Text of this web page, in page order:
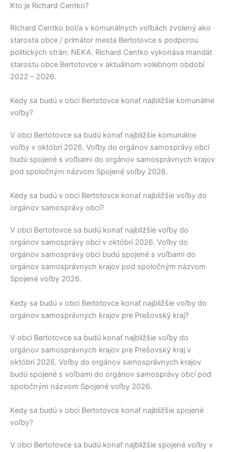
Kto je Richard Centko?
Richard Centko bol/a v komunálnych voľbách zvolený ako
starosta obce / primátor mesta Bertotovce s podporou
politických strán: NEKA. Richard Centko vykonáva mandát
starostu obce Bertotovce v aktuálnom volebnom období
2022 – 2026.
Kedy sa budú v obci Bertotovce konať najbližšie komunálne
voľby?
V obci Bertotovce sa budú konať najbližšie komunálne
voľby v októbri 2026. Voľby do orgánov samosprávy obcí
budú spojené s voľbami do orgánov samosprávnych krajov
pod spoločným názvom Spojené voľby 2026.
Kedy sa budú v obci Bertotovce konať najbližšie voľby do
orgánov samosprávy obcí?
V obci Bertotovce sa budú konať najbližšie voľby do
orgánov samosprávy obcí v októbri 2026. Voľby do
orgánov samosprávy obcí budú spojené s voľbami do
orgánov samosprávnych krajov pod spoločným názvom
Spojené voľby 2026.
Kedy sa budú v obci Bertotovce konať najbližšie voľby do
orgánov samosprávnych krajov pre Prešovský kraj?
V obci Bertotovce sa budú konať najbližšie voľby do
orgánov samosprávnych krajov pre Prešovský kraj v
októbri 2026. Voľby do orgánov samosprávnych krajov
budú spojené s voľbami do orgánov samosprávy obcí pod
spoločným názvom Spojené voľby 2026.
Kedy sa budú v obci Bertotovce konať najbližšie spojené
voľby?
V obci Bertotovce sa budú konať najbližšie spojené voľby v